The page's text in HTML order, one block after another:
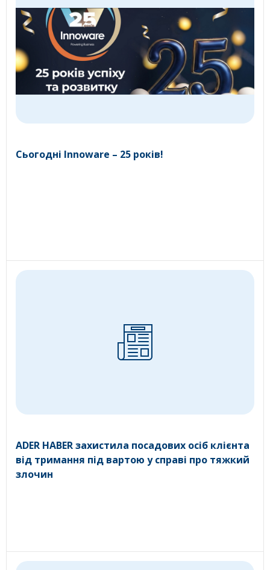
Сьогодні Innoware – 25 років!
ADER HABER захистила посадових осіб клієнта
від тримання під вартою у справі про тяжкий
злочин